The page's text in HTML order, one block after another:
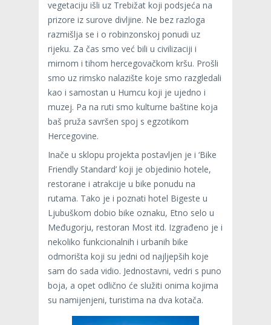
vegetaciju išli uz Trebižat koji podsjeća na
prizore iz surove divljine. Ne bez razloga
razmišlja se i o robinzonskoj ponudi uz
rijeku. Za čas smo već bili u civilizaciji i
mirnom i tihom hercegovačkom kršu. Prošli
smo uz rimsko nalazište koje smo razgledali
kao i samostan u Humcu koji je ujedno i
muzej. Pa na ruti smo kulturne baštine koja
baš pruža savršen spoj s egzotikom
Hercegovine.
Inače u sklopu projekta postavljen je i ‘Bike
Friendly Standard’ koji je objedinio hotele,
restorane i atrakcije u bike ponudu na
rutama. Tako je i poznati hotel Bigeste u
Ljubuškom dobio bike oznaku, Etno selo u
Međugorju, restoran Most itd. Izgrađeno je i
nekoliko funkcionalnih i urbanih bike
odmorišta koji su jedni od najljepših koje
sam do sada vidio. Jednostavni, vedri s puno
boja, a opet odlično će služiti onima kojima
su namijenjeni, turistima na dva kotača.